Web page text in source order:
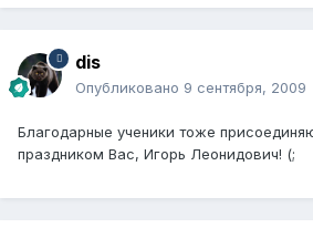
dis
Опубликовано 9 сентября, 2009
Благодарные ученики тоже
праздником Вас, Игорь Леонидович! (;